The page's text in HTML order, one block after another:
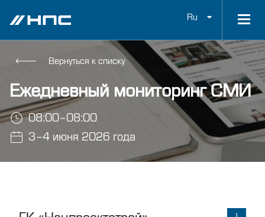
Ru
Вернуться к списку
Ежедневный мониторинг СМИ
08:00–08:00
3–4 июня 2026 года